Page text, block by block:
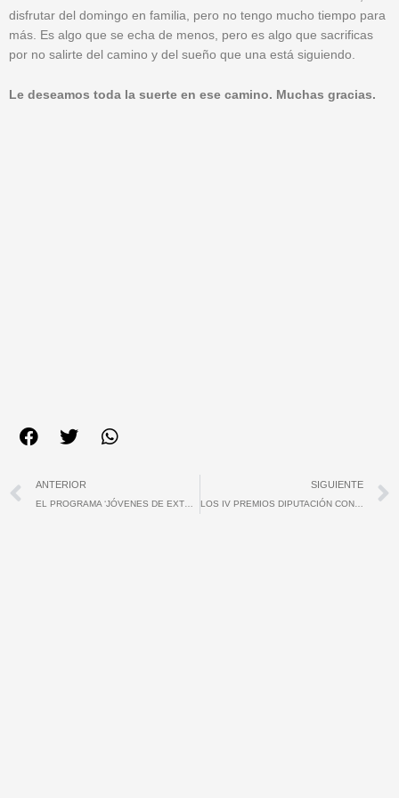
disfrutar del domingo en familia, pero no tengo mucho tiempo para
más. Es algo que se echa de menos, pero es algo que sacrificas
por no salirte del camino y del sueño que una está siguiendo.
Le deseamos toda la suerte en ese camino. Muchas gracias.
Ant
ANTERIOR
EL PROGRAMA ‘JÓVENES DE EXTREMADURA EN ORGANISMOS MULTILATERALES’ TENDRÁ UNA SEXTA EDICIÓN
SIGUIENTE
LOS IV PREMIOS DIPUTACIÓN CONTIGO SIGUEN ACEPTANDO CANDIDATURAS